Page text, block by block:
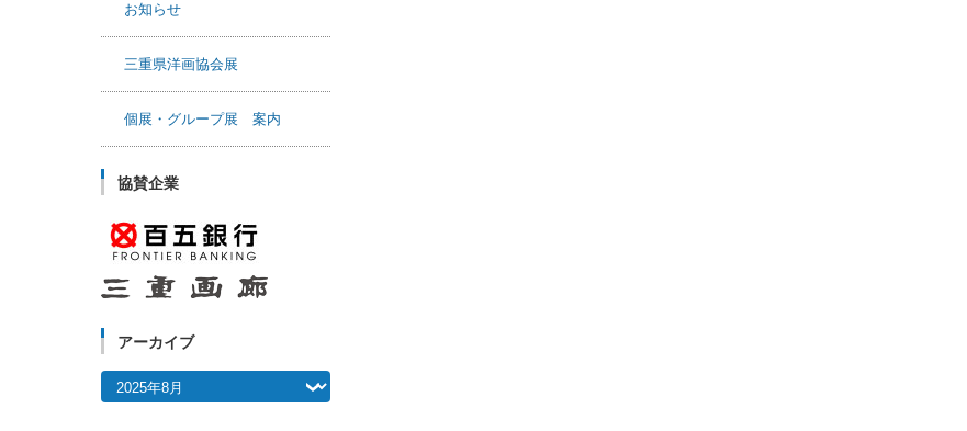
お知らせ
三重県洋画協会展
個展・グループ展 案内
協賛企業
アーカイブ
アーカイブ